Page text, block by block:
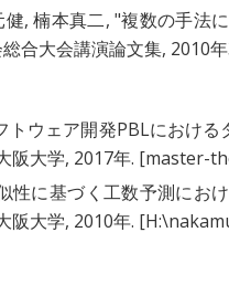
健,楠本真二, "複数の手法
合大会講演論文集, 2010
トウェア開発PBLにおけ
阪大学, 2017年. [master-
性に基づく工数予測にお
阪大学, 2010年.